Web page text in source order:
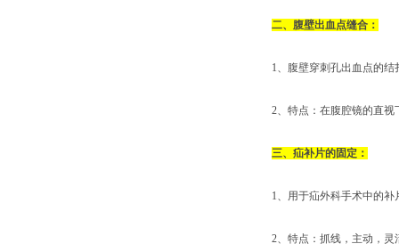
二、腹壁出血点缝合：
1、腹壁穿刺孔出血点的结
2、特点：在腹腔镜的直
三、疝补片的固定：
1、用于疝外科手术中的补
2、特点：抓线，主动，